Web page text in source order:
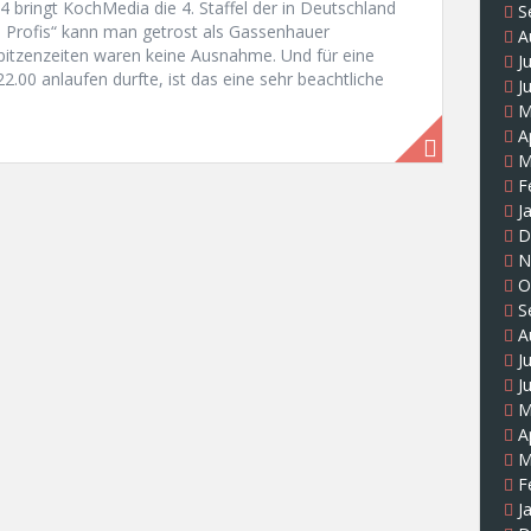
bringt KochMedia die 4. Staffel der in Deutschland
kann man getrost als Gassenhauer
waren keine Ausnahme. Und für eine
anlaufen durfte, ist das eine sehr beachtliche